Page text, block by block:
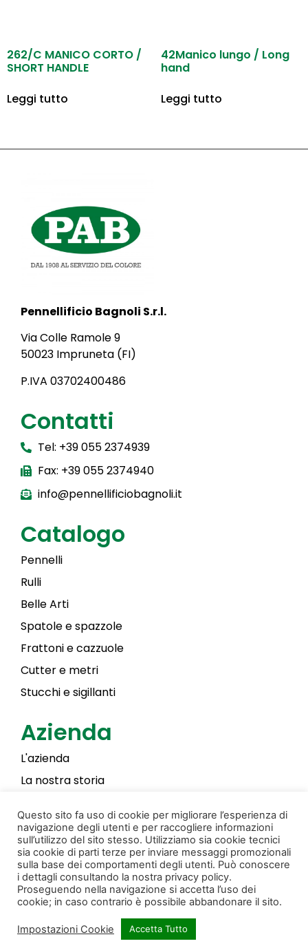
262/C MANICO CORTO /
SHORT HANDLE
Leggi tutto
42Manico lungo / Long
hand
Leggi tutto
Pennellificio Bagnoli S.r.l.
Via Colle Ramole 9
50023 Impruneta (FI)
P.IVA 03702400486
Contatti
Tel: +39 055 2374939
Fax: +39 055 2374940
info@pennellificiobagnoli.it
Catalogo
Pennelli
Rulli
Belle Arti
Spatole e spazzole
Frattoni e cazzuole
Cutter e metri
Stucchi e sigillanti
Azienda
L'azienda
La nostra storia
Privacy & Cookie PolicyCreato da Donati Films
© Copyright 2022 Pennellificio Bagnoli S.r.l. Tutti i
diritti sono riservati.
Questo sito fa uso di cookie per migliorare l’esperienza di
navigazione degli utenti e per raccogliere informazioni
sull’utilizzo del sito stesso. Utilizziamo sia cookie tecnici
sia cookie di parti terze per inviare messaggi promozionali
sulla base dei comportamenti degli utenti. Può conoscere
i dettagli consultando la nostra privacy policy.
Proseguendo nella navigazione si accetta l’uso dei
cookie; in caso contrario è possibile abbandonare il sito.
Impostazioni Cookie Accetta Tutto